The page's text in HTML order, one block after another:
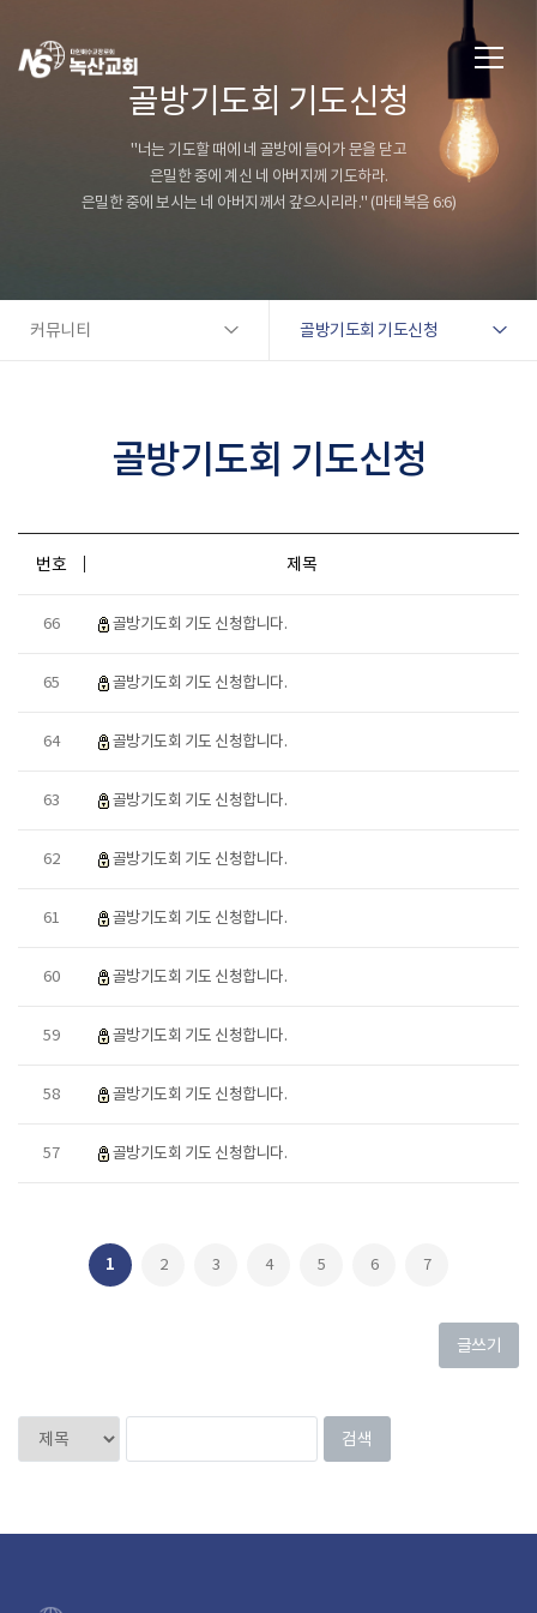
골방기도회 기도신청
"너는 기도할 때에 네 골방에 들어가 문을 닫고
은밀한 중에 계신 네 아버지께 기도하라.
은밀한 중에 보시는 네 아버지께서 갚으시리라." (마태복음 6:6)
커뮤니티 골방기도회 기도신청
골방기도회 기도신청
번호 제목
66 골방기도회 기도 신청합니다.
65 골방기도회 기도 신청합니다.
64 골방기도회 기도 신청합니다.
63 골방기도회 기도 신청합니다.
62 골방기도회 기도 신청합니다.
61 골방기도회 기도 신청합니다.
60 골방기도회 기도 신청합니다.
59 골방기도회 기도 신청합니다.
58 골방기도회 기도 신청합니다.
57 골방기도회 기도 신청합니다.
1 2 3 4 5 6 7
글쓰기